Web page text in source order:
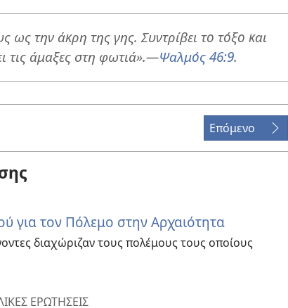
ως την άκρη της γης. Συντρίβει το τόξο και
τις άμαξες στη φωτιά».​—Ψαλμός 46:9.
Επόμενο
για τον Πόλεμο στην Αρχαιότητα
διαχώριζαν τους πολέμους τους οποίους
ΕΡΩΤΗΣΕΙΣ